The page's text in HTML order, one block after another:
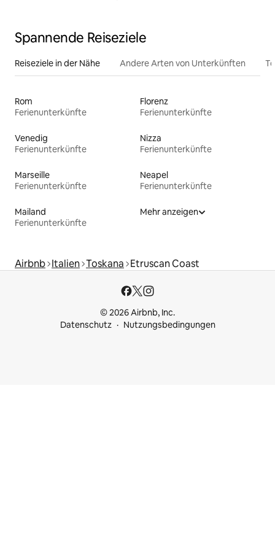
Spannende Reiseziele
Reiseziele in der Nähe Andere Arten von Unterkünften
Rom
Ferienunterkünfte
Florenz
Ferienunterkünfte
Venedig
Ferienunterkünfte
Nizza
Ferienunterkünfte
Marseille
Ferienunterkünfte
Neapel
Ferienunterkünfte
Mailand
Ferienunterkünfte
Mehr anzeigen
Airbnb Italien Toskana Etruscan Coast
© 2026 Airbnb, Inc.
Datenschutz
Nutzungsbedingungen